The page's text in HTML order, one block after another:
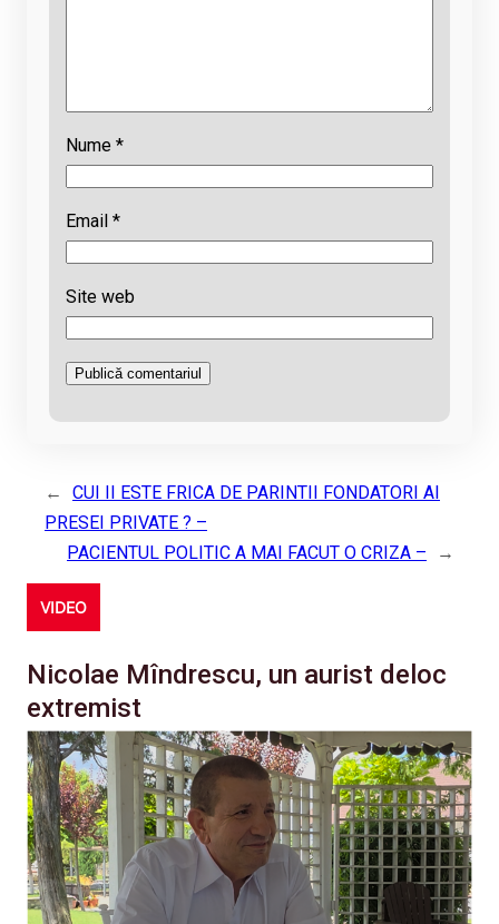
Nume *
Email *
Site web
←
CUI II ESTE FRICA DE PARINTII FONDATORI AI
PRESEI PRIVATE ? –
PACIENTUL POLITIC A MAI FACUT O CRIZA –
→
VIDEO
Nicolae Mîndrescu, un aurist deloc
extremist